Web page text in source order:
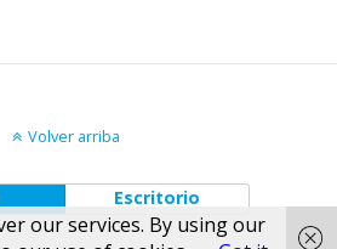
Volver arriba
Escritorio
our services. By using our